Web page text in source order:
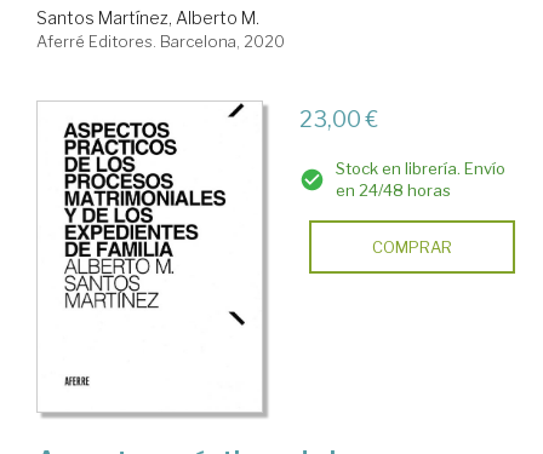
Santos Martínez, Alberto M.
Aferré Editores. Barcelona, 2020
23,00 €
Stock en librería. Envío
en 24/48 horas
COMPRAR